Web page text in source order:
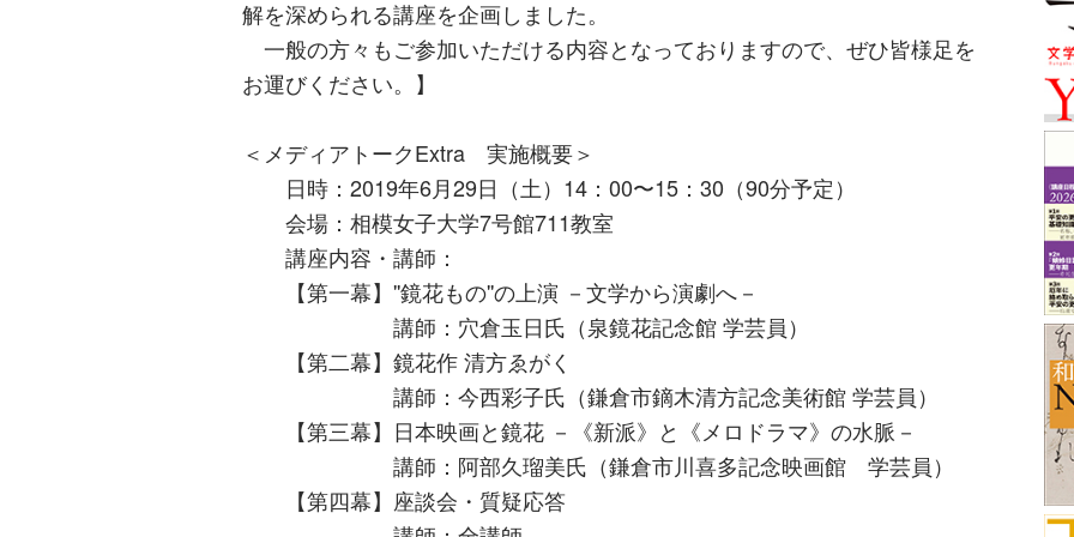
解を深められる講座を企画しました。
一般の方々もご参加いただける内容となっておりますので、ぜひ皆様足を
お運びください。】
＜メディアトークExtra 実施概要＞
日時：2019年6月29日（土）14：00〜15：30（90分予定）
会場：相模女子大学7号館711教室
講座内容・講師：
【第⼀幕】''鏡花もの''の上演 －文学から演劇へ－
講師：穴倉玉日氏（泉鏡花記念館 学芸員）
【第⼆幕】鏡花作 清方ゑがく
講師：今西彩子氏（鎌倉市鏑木清方記念美術館 学芸員）
【第三幕】日本映画と鏡花 －《新派》と《メロドラマ》の水脈－
講師：阿部久瑠美氏（鎌倉市川喜多記念映画館 学芸員）
【第四幕】座談会・質疑応答